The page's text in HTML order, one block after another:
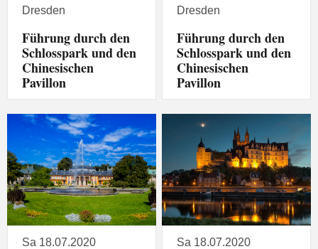
Dresden
Führung durch den
Schlosspark und den
Chinesischen
Pavillon
Dresden
Führung durch den
Schlosspark und den
Chinesischen
Pavillon
Sa 18.07.2020
Sa 18.07.2020